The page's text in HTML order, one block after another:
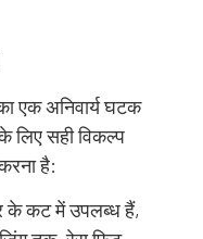
एक अनिवार्य घटक
लिए सही विकल्प
है:
के कट में उपलब्ध हैं,